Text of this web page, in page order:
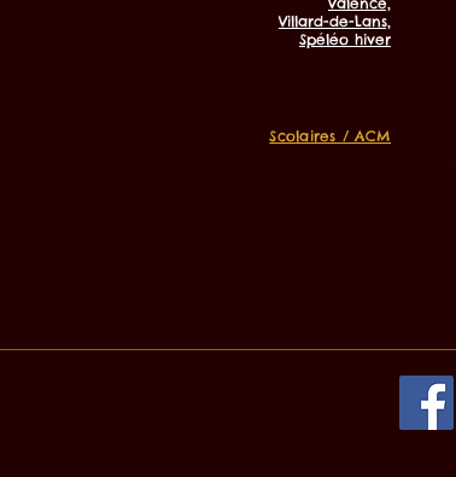
Villard-de-Lans,
Spéléo hiver
Scolaires / ACM